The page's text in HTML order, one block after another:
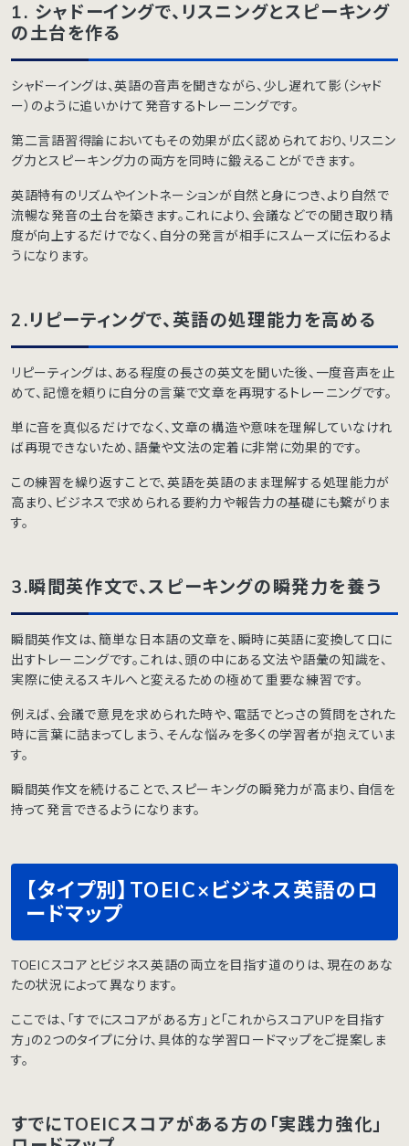
1. シャドーイングで、リスニングとスピーキング
の土台を作る
シャドーイングは、英語の音声を聞きながら、少し遅れて影（シャド
ー）のように追いかけて発音するトレーニングです。
第二言語習得論においてもその効果が広く認められており、リスニン
グ力とスピーキング力の両方を同時に鍛えることができます。
英語特有のリズムやイントネーションが自然と身につき、より自然で
流暢な発音の土台を築きます。これにより、会議などでの聞き取り精
度が向上するだけでなく、自分の発言が相手にスムーズに伝わるよ
うになります。
2.リピーティングで、英語の処理能力を高める
リピーティングは、ある程度の長さの英文を聞いた後、一度音声を止
めて、記憶を頼りに自分の言葉で文章を再現するトレーニングです。
単に音を真似るだけでなく、文章の構造や意味を理解していなけれ
ば再現できないため、語彙や文法の定着に非常に効果的です。
この練習を繰り返すことで、英語を英語のまま理解する処理能力が
高まり、ビジネスで求められる要約力や報告力の基礎にも繋がりま
す。
3.瞬間英作文で、スピーキングの瞬発力を養う
瞬間英作文は、簡単な日本語の文章を、瞬時に英語に変換して口に
出すトレーニングです。これは、頭の中にある文法や語彙の知識を、
実際に使えるスキルへと変えるための極めて重要な練習です。
例えば、会議で意見を求められた時や、電話でとっさの質問をされた
時に言葉に詰まってしまう、そんな悩みを多くの学習者が抱えていま
す。
瞬間英作文を続けることで、スピーキングの瞬発力が高まり、自信を
持って発言できるようになります。
【タイプ別】TOEIC×ビジネス英語のロ
ードマップ
TOEICスコアとビジネス英語の両立を目指す道のりは、現在のあな
たの状況によって異なります。
ここでは、「すでにスコアがある方」と「これからスコアUPを目指す
方」の2つのタイプに分け、具体的な学習ロードマップをご提案しま
す。
すでにTOEICスコアがある方の「実践力強化」